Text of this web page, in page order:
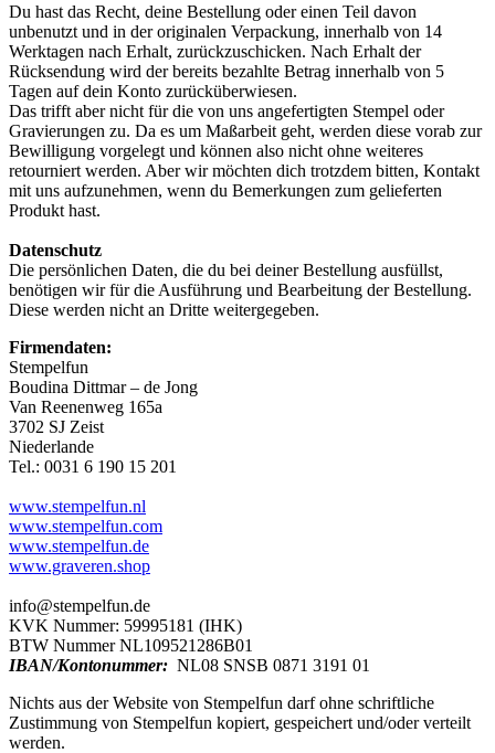
Du hast das Recht, deine Bestellung oder einen Teil davon
unbenutzt und in der originalen Verpackung, innerhalb von 14
Werktagen nach Erhalt, zurückzuschicken. Nach Erhalt der
Rücksendung wird der bereits bezahlte Betrag innerhalb von 5
Tagen auf dein Konto zurücküberwiesen.
Das trifft aber nicht für die von uns angefertigten Stempel oder
Gravierungen zu. Da es um Maßarbeit geht, werden diese vorab zur
Bewilligung vorgelegt und können also nicht ohne weiteres
retourniert werden. Aber wir möchten dich trotzdem bitten, Kontakt
mit uns aufzunehmen, wenn du Bemerkungen zum gelieferten
Produkt hast.
Datenschutz
Die persönlichen Daten, die du bei deiner Bestellung ausfüllst,
benötigen wir für die Ausführung und Bearbeitung der Bestellung.
Diese werden nicht an Dritte weitergegeben.
Firmendaten:
Stempelfun
Boudina Dittmar – de Jong
Van Reenenweg 165a
3702 SJ Zeist
Niederlande
Tel.: 0031 6 190 15 201
www.stempelfun.nl
www.stempelfun.com
www.stempelfun.de
www.graveren.shop
info@stempelfun.de
KVK Nummer: 59995181 (IHK)
BTW Nummer NL109521286B01
IBAN/Kontonummer: NL08 SNSB 0871 3191 01
Nichts aus der Website von Stempelfun darf ohne schriftliche
Zustimmung von Stempelfun kopiert, gespeichert und/oder verteilt
werden.